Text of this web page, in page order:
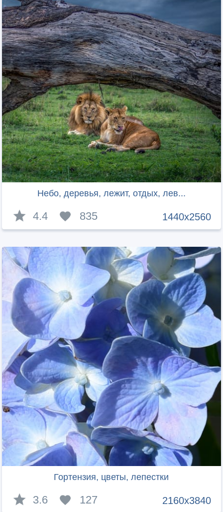
Небо, деревья, лежит, отдых, лев...
1440x2560
4.4 835
Гортензия, цветы, лепестки
2160x3840
3.6 127